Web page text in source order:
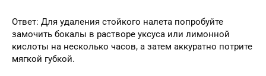
Ответ: Для удаления стойкого налета попробуйте
замочить бокалы в растворе уксуса или лимонной
кислоты на несколько часов, а затем аккуратно потрите
мягкой губкой.